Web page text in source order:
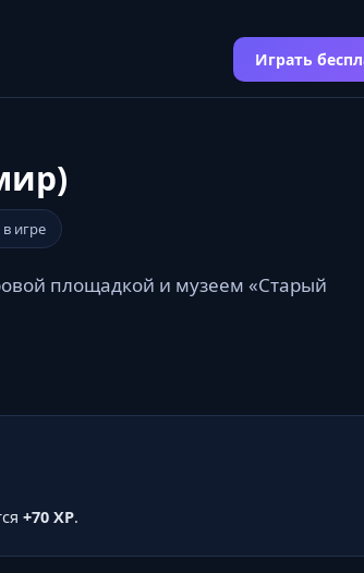
Играть
игре
площадкой и музеем «Старый
+70 XP.